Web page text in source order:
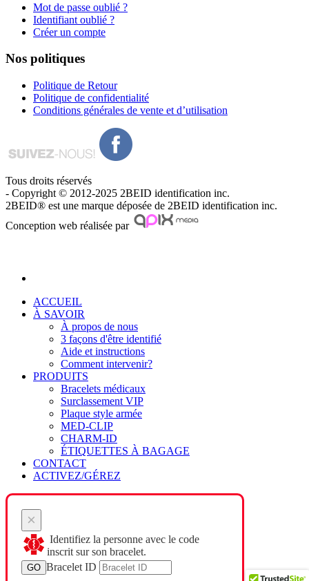
Mot de passe oublié ?
Identifiant oublié ?
Créer un compte
Nos politiques
Politique de Retour
Politique de confidentialité
Conditions générales de vente et d’utilisation
Tous droits réservés
- Copyright © 2012-2025 2BEID identification inc.
2BEID® est une marque déposée de 2BEID identification inc.
Conception web réalisée par
ACCUEIL
À SAVOIR
À propos de nous
3 façons d'être identifié
Aide et instructions
Comment intervenir?
PRODUITS
Bracelets médicaux
Surclassement VIP
Plaque style armée
MED-CLIP
CHARM-ID
ÉTIQUETTES À BAGAGE
CONTACT
ACTIVEZ/GÉREZ
×
Identifiez la personne avec le code
inscrit sur son bracelet.
GO Bracelet ID